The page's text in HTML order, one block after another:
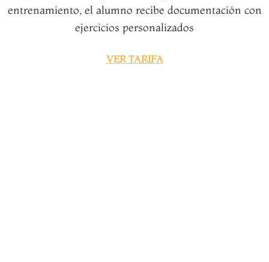
entrenamiento, el alumno recibe documentación con
ejercicios personalizados
VER TARIFA